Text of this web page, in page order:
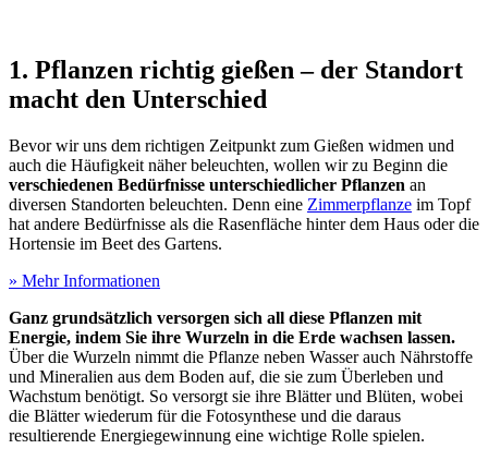
1. Pflanzen richtig gießen – der Standort
macht den Unterschied
Bevor wir uns dem richtigen Zeitpunkt zum Gießen widmen und
auch die Häufigkeit näher beleuchten, wollen wir zu Beginn die
verschiedenen Bedürfnisse unterschiedlicher Pflanzen an
diversen Standorten beleuchten. Denn eine Zimmerpflanze im Topf
hat andere Bedürfnisse als die Rasenfläche hinter dem Haus oder die
Hortensie im Beet des Gartens.
» Mehr Informationen
Ganz grundsätzlich versorgen sich all diese Pflanzen mit
Energie, indem Sie ihre Wurzeln in die Erde wachsen lassen.
Über die Wurzeln nimmt die Pflanze neben Wasser auch Nährstoffe
und Mineralien aus dem Boden auf, die sie zum Überleben und
Wachstum benötigt. So versorgt sie ihre Blätter und Blüten, wobei
die Blätter wiederum für die Fotosynthese und die daraus
resultierende Energiegewinnung eine wichtige Rolle spielen.